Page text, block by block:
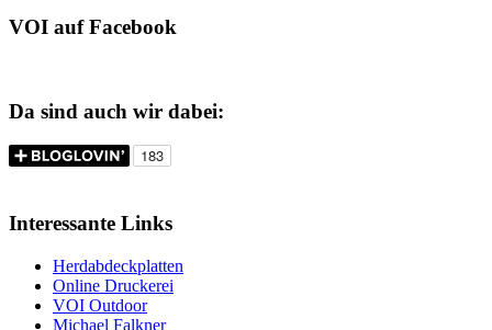
VOI auf Facebook
Da sind auch wir dabei:
Interessante Links
Herdabdeckplatten
Online Druckerei
VOI Outdoor
Michael Falkner